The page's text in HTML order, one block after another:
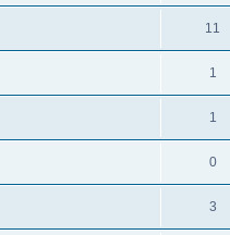
11
1
1
0
3